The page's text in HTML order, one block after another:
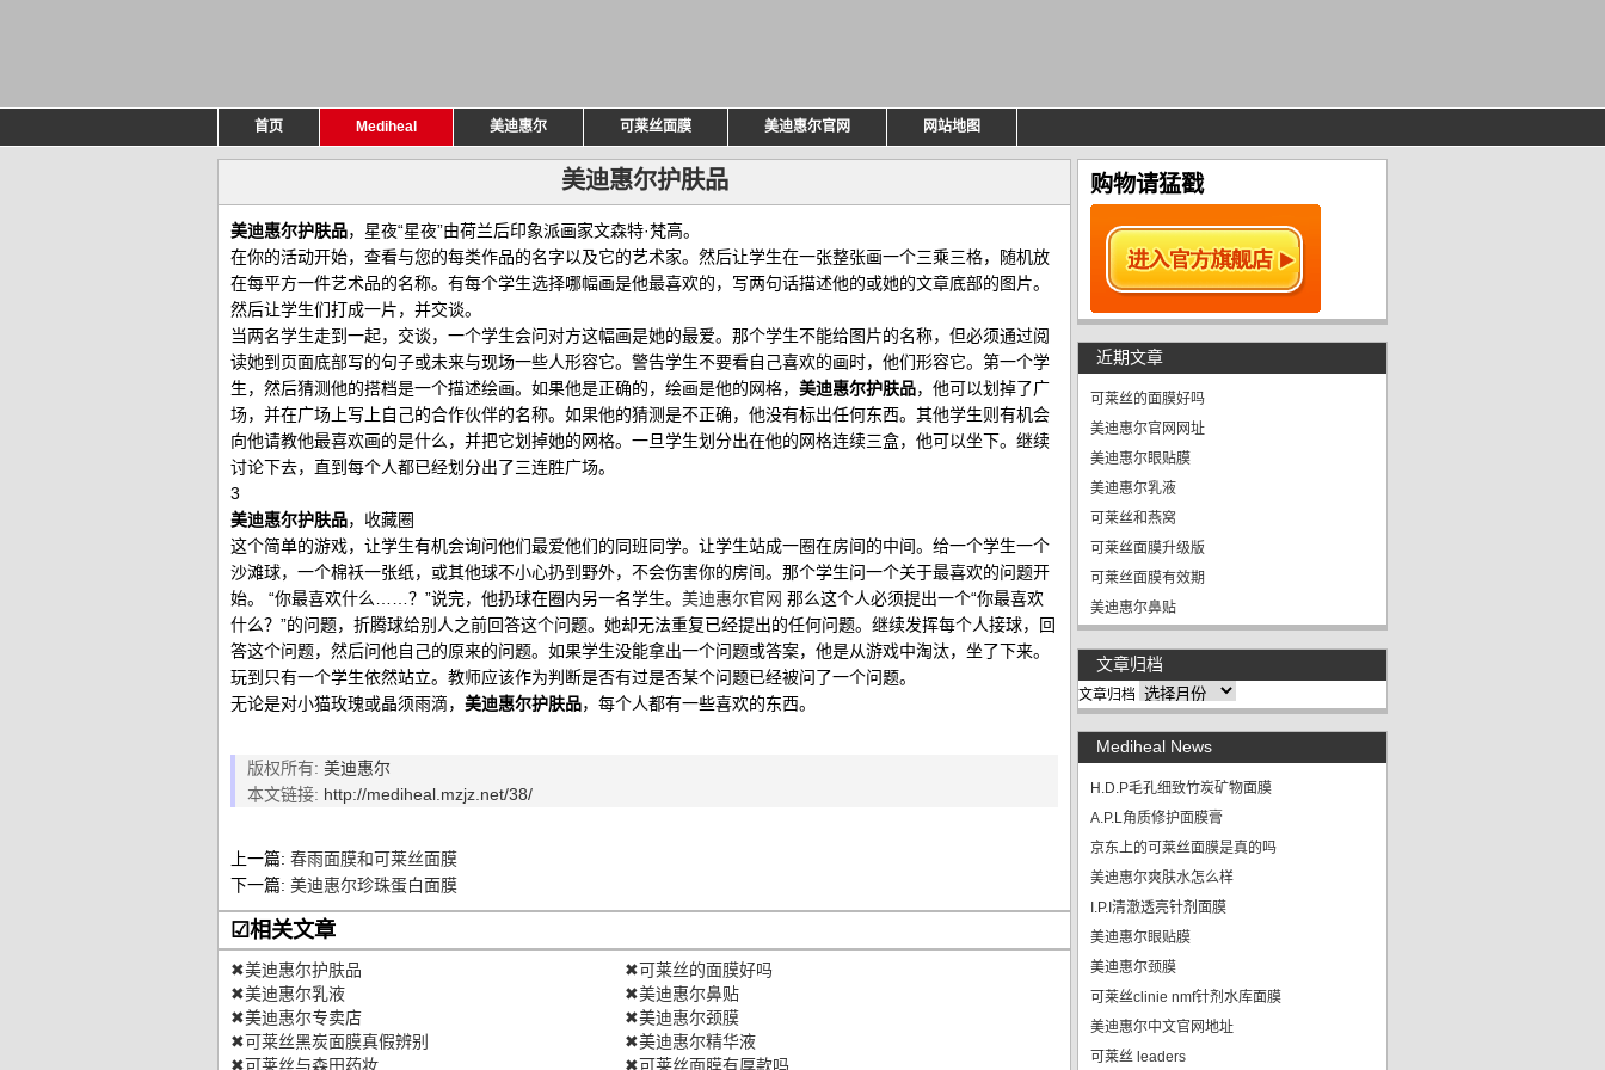
首页 Mediheal 美迪惠尔 可莱丝面膜 美迪惠尔官网 网站地图
美迪惠尔护肤品
美迪惠尔护肤品，星夜“星夜”由荷兰后印象派画家文森特·梵高。
在你的活动开始，查看与您的每类作品的名字以及它的艺术家。然后让学生在一张整张画一个三乘三格，随机放
在每平方一件艺术品的名称。有每个学生选择哪幅画是他最喜欢的，写两句话描述他的或她的文章底部的图片。
然后让学生们打成一片，并交谈。
当两名学生走到一起，交谈，一个学生会问对方这幅画是她的最爱。那个学生不能给图片的名称，但必须通过阅
读她到页面底部写的句子或未来与现场一些人形容它。警告学生不要看自己喜欢的画时，他们形容它。第一个学
生，然后猜测他的搭档是一个描述绘画。如果他是正确的，绘画是他的网格， 美迪惠尔护肤品，他可以划掉了广
场，并在广场上写上自己的合作伙伴的名称。如果他的猜测是不正确，他没有标出任何东西。其他学生则有机会
向他请教他最喜欢画的是什么，并把它划掉她的网格。一旦学生划分出在他的网格连续三盒，他可以坐下。继续
讨论下去，直到每个人都已经划分出了三连胜广场。
3
美迪惠尔护肤品，收藏圈
这个简单的游戏，让学生有机会询问他们最爱他们的同班同学。让学生站成一圈在房间的中间。给一个学生一个
沙滩球，一个棉袄一张纸，或其他球不小心扔到野外，不会伤害你的房间。那个学生问一个关于最喜欢的问题开
始。 “你最喜欢什么……？”说完，他扔球在圈内另一名学生。 美迪惠尔官网 那么这个人必须提出一个“你最喜欢
什么？”的问题，折腾球给别人之前回答这个问题。她却无法重复已经提出的任何问题。继续发挥每个人接球，回
答这个问题，然后问他自己的原来的问题。如果学生没能拿出一个问题或答案，他是从游戏中淘汰，坐了下来。
玩到只有一个学生依然站立。教师应该作为判断是否有过是否某个问题已经被问了一个问题。
无论是对小猫玫瑰或晶须雨滴， 美迪惠尔护肤品，每个人都有一些喜欢的东西。
版权所有: 美迪惠尔
本文链接: http://mediheal.mzjz.net/38/
上一篇: 春雨面膜和可莱丝面膜
下一篇: 美迪惠尔珍珠蛋白面膜
☑相关文章
✖美迪惠尔护肤品
✖可莱丝的面膜好吗
✖美迪惠尔乳液
✖美迪惠尔鼻贴
✖美迪惠尔专卖店
✖美迪惠尔颈膜
✖可莱丝黑炭面膜真假辨别
✖美迪惠尔精华液
✖可莱丝与森田药妆
✖可莱丝面膜有厚款吗
购物请猛戳
近期文章
可莱丝的面膜好吗
美迪惠尔官网网址
美迪惠尔眼贴膜
美迪惠尔乳液
可莱丝和燕窝
可莱丝面膜升级版
可莱丝面膜有效期
美迪惠尔鼻贴
文章归档
文章归档
Mediheal News
H.D.P毛孔细致竹炭矿物面膜
A.P.L角质修护面膜膏
京东上的可莱丝面膜是真的吗
美迪惠尔爽肤水怎么样
I.P.I清澈透亮针剂面膜
美迪惠尔眼贴膜
美迪惠尔颈膜
可莱丝clinie nmf针剂水库面膜
美迪惠尔中文官网地址
可莱丝 leaders